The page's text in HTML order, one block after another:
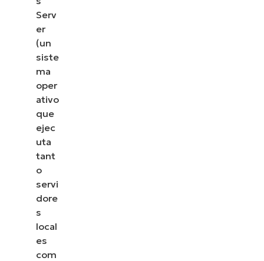
Serv
er
(un
siste
ma
oper
ativo
que
ejec
uta
tant
o
servi
dore
s
local
es
com